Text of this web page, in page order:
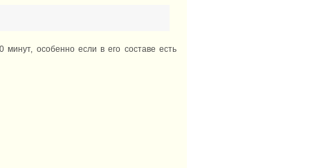
минут, особенно если в его составе есть